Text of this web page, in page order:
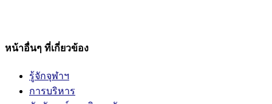
หน้าอื่นๆ ที่เกี่ยวข้อง
รู้จักจุฬาฯ
การบริหาร